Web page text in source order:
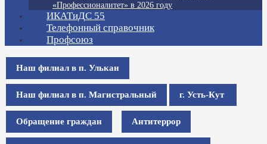
«Профессионалитет» в 2026 году
ИКАТиДС 55
Телефонный справочник
Профсоюз
Наш филиал в п. Улькан
Наш филиал в п. Магистральный г. Усть-Кут
Обращение граждан Антитеррор